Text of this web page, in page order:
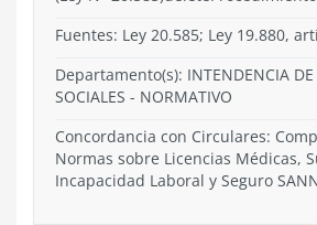
Fuentes: Ley 20.585; Ley 19.880,
Departamento(s): INTENDENCIA DE
SOCIALES - NORMATIVO
Concordancia con Circulares:
Normas sobre Licencias Médicas,
Incapacidad Laboral y Seguro